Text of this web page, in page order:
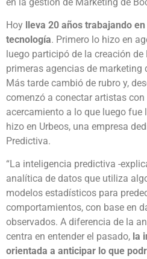
Hoy lleva 20 años trabajando
tecnología. Primero lo hizo en
luego participó de la creación
primeras agencias de marketing
Más tarde cambió de rubro y,
comenzó a conectar artistas
acercamiento a lo que luego
hizo en Urbeos, una empresa
Predictiva.
“La inteligencia predictiva -
analítica de datos que utiliza
modelos estadísticos para
comportamientos, con base en
observados. A diferencia de la
centra en entender el pasado, la
orientada a anticipar lo que